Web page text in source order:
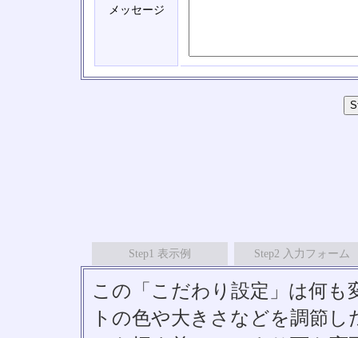
メッセージ
Step1 表示例 Step2 入力フォーム
この「こだわり設定」は何
トの色や大きさなどを調節